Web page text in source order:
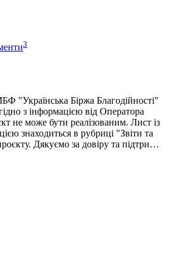
3
"Українська Біржа Благодійності"
з інформацією від Оператора
не може бути реалізованим. Лист із
знаходиться в рубриці "Звіти та
Дякуємо за довіру та підтри…